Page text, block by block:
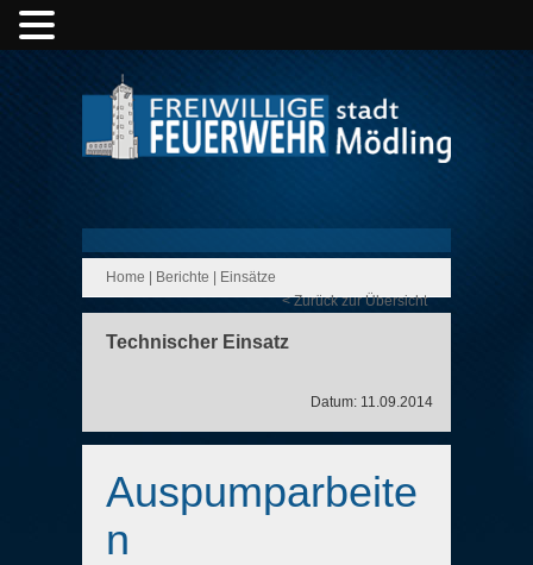
Home Berichte
Einsätze
< Zurück zur Übersicht
Technischer Einsatz
Datum: 11.09.2014
Auspumparbeite
n